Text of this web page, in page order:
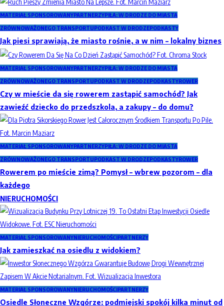
MATERIAŁ SPONSOROWANYPARTNERZYPIŁA: W DRODZE DO MIASTA
ZRÓWNOWAŻONEGO TRANSPORTUPODKAST W DRODZEPODKASTY
Jak piesi sprawiają, że miasto rośnie, a w nim – lokalny biznes
MATERIAŁ SPONSOROWANYPARTNERZYPIŁA: W DRODZE DO MIASTA
ZRÓWNOWAŻONEGO TRANSPORTUPODKAST W DRODZEPODKASTYROWER
Czy w mieście da się rowerem zastąpić samochód? Jak
zawieźć dziecko do przedszkola, a zakupy – do domu?
MATERIAŁ SPONSOROWANYPARTNERZYPIŁA: W DRODZE DO MIASTA
ZRÓWNOWAŻONEGO TRANSPORTUPODKAST W DRODZEPODKASTYROWER
Rowerem po mieście zimą? Pomysł – wbrew pozorom – dla
każdego
NIERUCHOMOŚCI
MATERIAŁ SPONSOROWANYNIERUCHOMOŚCIPARTNERZY
Jak zamieszkać na osiedlu z widokiem?
MATERIAŁ SPONSOROWANYNIERUCHOMOŚCIPARTNERZY
Osiedle Słoneczne Wzgórze: podmiejski spokój kilka minut od